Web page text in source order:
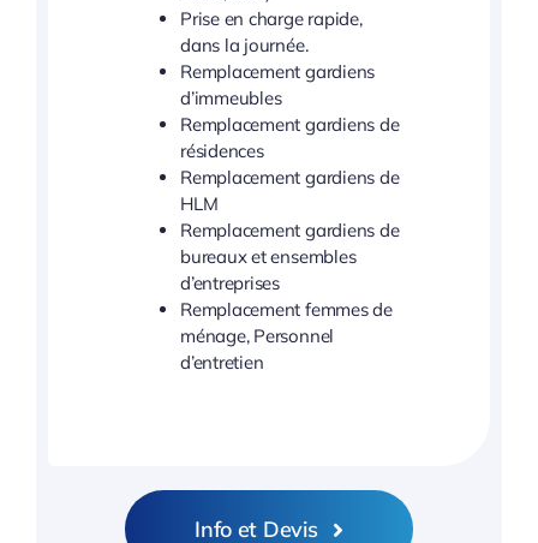
Prise en charge rapide,
dans la journée.
Remplacement gardiens
d’immeubles
Remplacement gardiens de
résidences
Remplacement gardiens de
HLM
Remplacement gardiens de
bureaux et ensembles
d’entreprises
Remplacement femmes de
ménage, Personnel
d’entretien
Info et Devis